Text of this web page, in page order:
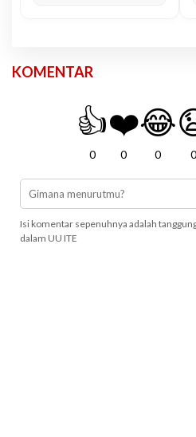
KOMENTAR
👍
0
❤️
0
😂
0 0
Isi komentar sepenuhnya adalah
dalam UU ITE